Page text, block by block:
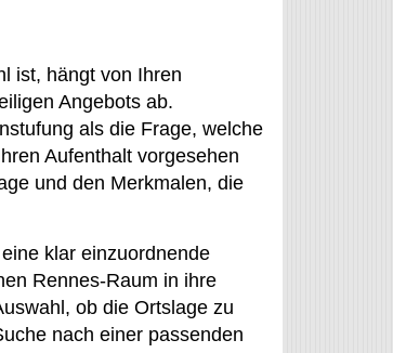
ist, hängt von Ihren
Angebots ab.
als die Frage, welche
Aufenthalt vorgesehen
und den Merkmalen, die
klar einzuordnende
Rennes-Raum in ihre
ob die Ortslage zu
nach einer passenden